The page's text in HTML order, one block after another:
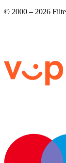
© 2000 – 2026